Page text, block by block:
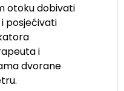
otoku dobivati
posjećivati
i
dvorane